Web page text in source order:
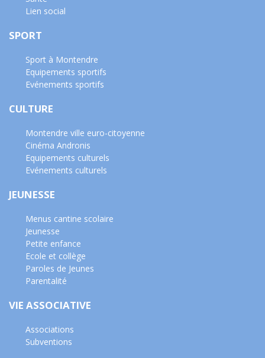
Lien social
SPORT
Sport à Montendre
Equipements sportifs
Evénements sportifs
CULTURE
Montendre ville euro-citoyenne
Cinéma Andronis
Equipements culturels
Evénements culturels
JEUNESSE
Menus cantine scolaire
Jeunesse
Petite enfance
Ecole et collège
Paroles de Jeunes
Parentalité
VIE ASSOCIATIVE
Associations
Subventions